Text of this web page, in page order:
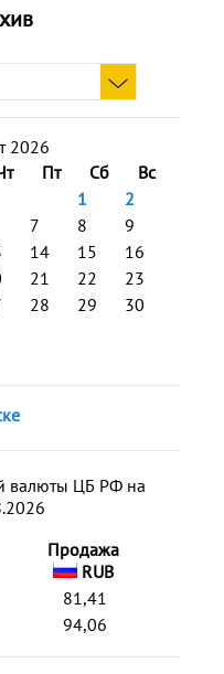
2026
Пт Сб
Вс
1
2
7 8
9
14 15
16
21 22
23
28 29
30
валюты ЦБ РФ на
Продажа
RUB
81,41
94,06